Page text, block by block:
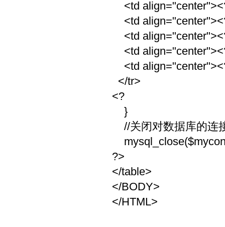
<td
<td
<td
<td
<td
</tr>
<?
}
//关闭对数据库的连
?>
</table>
</BODY>
</HTML>